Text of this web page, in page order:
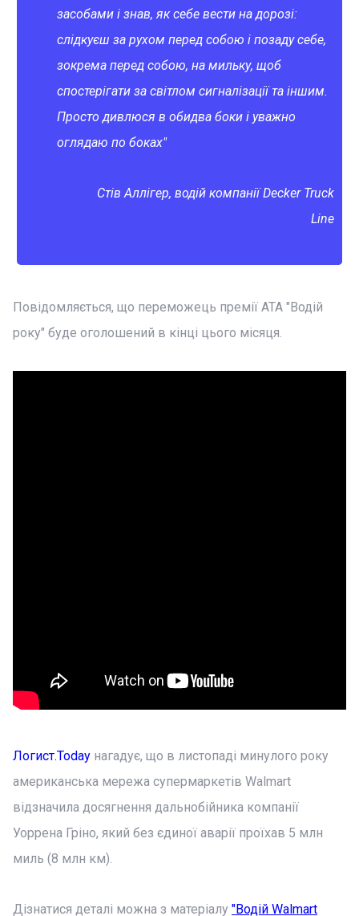
засобами і знав, як себе вести на дорозі:
слідкуєш за рухом перед собою і позаду себе,
зокрема перед собою, на мильку, щоб
спостерігати за світлом сигналізації та іншим.
Просто дивлюся в обидва боки і уважно
оглядаю по боках"
Стів Аллігер, водій компанії Decker Truck
Line
Повідомляється, що переможець премії ATA "Водій
року" буде оголошений в кінці цього місяця.
Логист.Today нагадує, що в листопаді минулого року
американська мережа супермаркетів Walmart
відзначила досягнення дальнобійника компанії
Уоррена Гріно, який без єдиної аварії проїхав 5 млн
миль (8 млн км).
Дізнатися деталі можна з матеріалу "Водій Walmart